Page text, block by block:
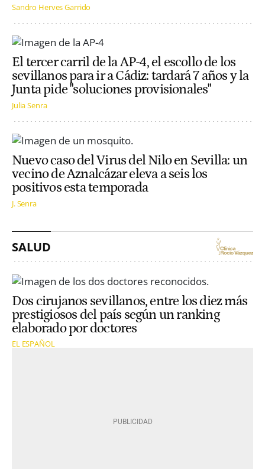
Sandro Herves Garrido
El tercer carril de la AP-4, el escollo de los
sevillanos para ir a Cádiz: tardará 7 años y la
Junta pide "soluciones provisionales"
Julia Senra
Nuevo caso del Virus del Nilo en Sevilla: un
vecino de Aznalcázar eleva a seis los
positivos esta temporada
J. Senra
SALUD
Dos cirujanos sevillanos, entre los diez más
prestigiosos del país según un ranking
elaborado por doctores
EL ESPAÑOL